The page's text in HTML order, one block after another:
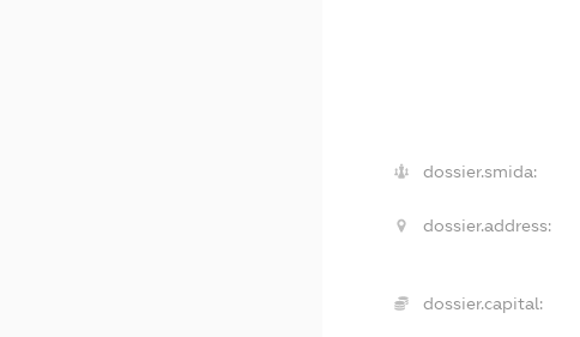
dossier.smida:
dossier.address:
dossier.capital: